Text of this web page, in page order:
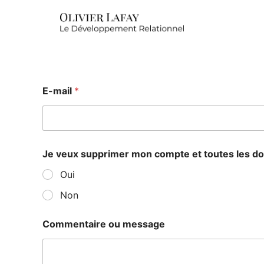
E-mail *
Je veux supprimer mon compte et toutes les
Oui
Non
Commentaire ou message